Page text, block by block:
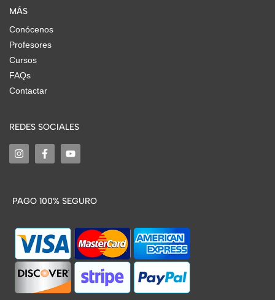
MÁS
Conócenos
Profesores
Cursos
FAQs
Contactar
REDES SOCIALES
PAGO 100% SEGURO